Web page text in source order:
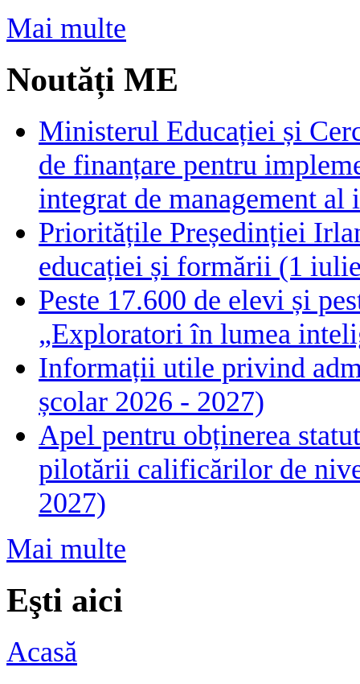
Mai multe
Noutăți ME
Ministerul Educației și
de finanțare pentru
integrat de management
Prioritățile Președinției
educației și formării (1
Peste 17.600 de elevi și
„Exploratori în lumea
Informații utile privind
școlar 2026 - 2027)
Apel pentru obținerea
pilotării calificărilor de
2027)
Mai multe
Eşti aici
Acasă